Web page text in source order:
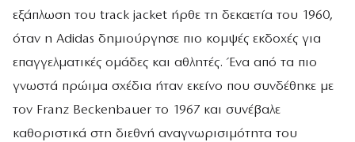
εξάπλωση του track jacket ήρθε τη δεκαετία του 1960,
όταν η Adidas δημιούργησε πιο κομψές εκδοχές για
επαγγελματικές ομάδες και αθλητές. Ένα από τα πιο
γνωστά πρώιμα σχέδια ήταν εκείνο που συνδέθηκε με
τον Franz Beckenbauer το 1967 και συνέβαλε
καθοριστικά στη διεθνή αναγνωρισιμότητα του